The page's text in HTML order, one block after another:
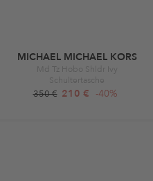
MICHAEL MICHAEL KORS
Md Tz Hobo Shldr Ivy
Schultertasche
350 € 210 € -40%